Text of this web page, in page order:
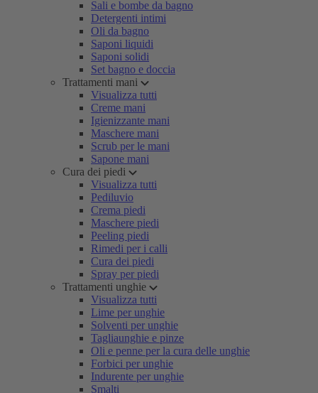
Sali e bombe da bagno
Detergenti intimi
Oli da bagno
Saponi liquidi
Saponi solidi
Set bagno e doccia
Trattamenti mani
Visualizza tutti
Creme mani
Igienizzante mani
Maschere mani
Scrub per le mani
Sapone mani
Cura dei piedi
Visualizza tutti
Pediluvio
Crema piedi
Maschere piedi
Peeling piedi
Rimedi per i calli
Cura dei piedi
Spray per piedi
Trattamenti unghie
Visualizza tutti
Lime per unghie
Solventi per unghie
Tagliaunghie e pinze
Oli e penne per la cura delle unghie
Forbici per unghie
Indurente per unghie
Smalti